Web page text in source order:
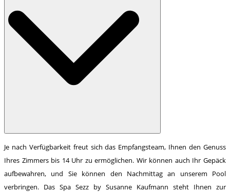
Je nach Verfügbarkeit freut sich das Empfangsteam, Ihnen den Genuss
Ihres Zimmers bis 14 Uhr zu ermöglichen. Wir können auch Ihr Gepäck
aufbewahren, und Sie können den Nachmittag an unserem Pool
verbringen. Das Spa Sezz by Susanne Kaufmann steht Ihnen zur